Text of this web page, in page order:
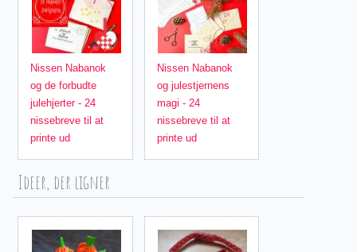
Nissen Nabanok
og de forbudte
julehjerter - 24
nissebreve til at
printe ud
Nissen Nabanok
og julestjernens
magi - 24
nissebreve til at
printe ud
Ideer, der ligner